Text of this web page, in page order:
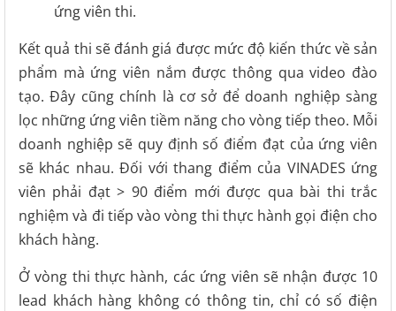
ứng viên thi.
Kết quả thi sẽ đánh giá được mức độ kiến thức về sản
phẩm mà ứng viên nắm được thông qua video đào
tạo. Đây cũng chính là cơ sở để doanh nghiệp sàng
lọc những ứng viên tiềm năng cho vòng tiếp theo. Mỗi
doanh nghiệp sẽ quy định số điểm đạt của ứng viên
sẽ khác nhau. Đối với thang điểm của VINADES ứng
viên phải đạt > 90 điểm mới được qua bài thi trắc
nghiệm và đi tiếp vào vòng thi thực hành gọi điện cho
khách hàng.
Ở vòng thi thực hành, các ứng viên sẽ nhận được 10
lead khách hàng không có thông tin, chỉ có số điện